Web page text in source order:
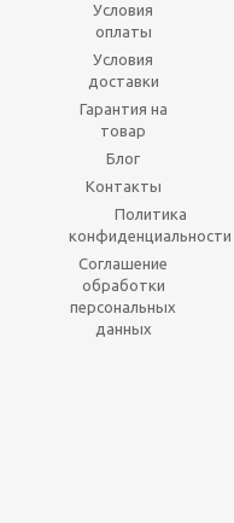
Условия
оплаты
Условия
доставки
Гарантия на
товар
Блог
Контакты
Политика
конфиденциальности
Соглашение
обработки
персональных
данных